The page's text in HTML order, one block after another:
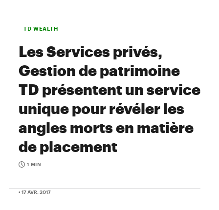
TD WEALTH
Les Services privés,
Gestion de patrimoine
TD présentent un service
unique pour révéler les
angles morts en matière
de placement
1 MIN
• 17 AVR. 2017